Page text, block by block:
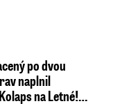
po dvou
naplnil
na Letné!…